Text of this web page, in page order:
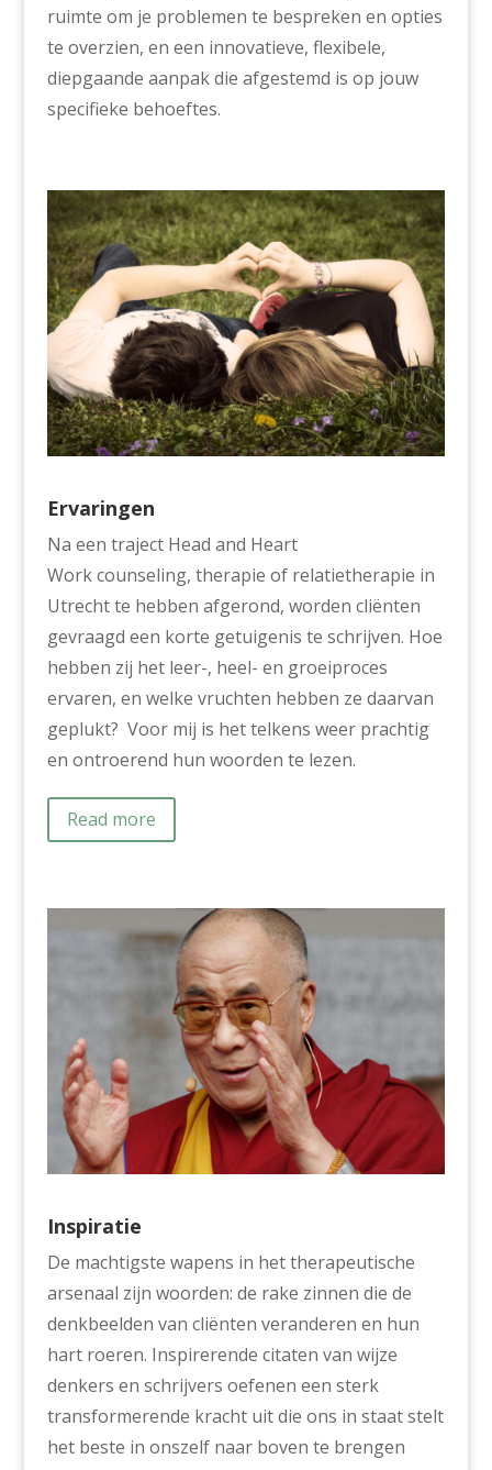
ruimte om je problemen te bespreken en opties
te overzien, en een innovatieve, flexibele,
diepgaande aanpak die afgestemd is op jouw
specifieke behoeftes.
Ervaringen
Na een traject Head and Heart
Work counseling, therapie of relatietherapie in
Utrecht te hebben afgerond, worden cliënten
gevraagd een korte getuigenis te schrijven. Hoe
hebben zij het leer-, heel- en groeiproces
ervaren, en welke vruchten hebben ze daarvan
geplukt? Voor mij is het telkens weer prachtig
en ontroerend hun woorden te lezen.
Read more
Inspiratie
De machtigste wapens in het therapeutische
arsenaal zijn woorden: de rake zinnen die de
denkbeelden van cliënten veranderen en hun
hart roeren. Inspirerende citaten van wijze
denkers en schrijvers oefenen een sterk
transformerende kracht uit die ons in staat stelt
het beste in onszelf naar boven te brengen